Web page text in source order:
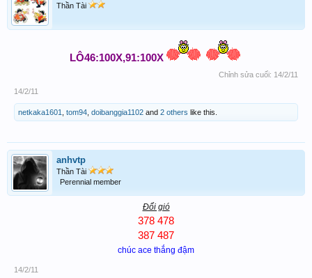
Thần Tài
LÔ46:100X,91:100X
Chỉnh sửa cuối: 14/2/11
14/2/11
netkaka1601 tom94 doibanggia1102 and 2 others like this.
anhvtp
Thần Tài
Perennial member
Đổi gió
378 478
387 487
chúc ace thắng đậm
14/2/11